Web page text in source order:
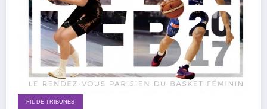
FIL DE TRIBUNES